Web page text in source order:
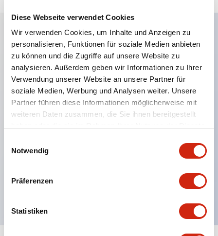
Diese Webseite verwendet Cookies
Wir verwenden Cookies, um Inhalte und Anzeigen zu
personalisieren, Funktionen für soziale Medien anbieten
zu können und die Zugriffe auf unsere Website zu
analysieren. Außerdem geben wir Informationen zu Ihrer
Verwendung unserer Website an unsere Partner für
soziale Medien, Werbung und Analysen weiter. Unsere
Partner führen diese Informationen möglicherweise mit
weiteren Daten zusammen, die Sie ihnen bereitgestellt
Notwendig
Präferenzen
Statistiken
Hauptmerkmale
2-Kontakt-Block mit 2 Stufen, ermöglicht eine 4-
Kontakt-Konfiguration (Gewährleistung der
Isolierung zwischen den 2 Kontakten).
Paneltiefe 39,9 mm (※ 11-stufiger Kontaktblock),
59,9 mm (※ 22-stufiger Kontaktblock).
Sicherheitsstruktur der 3. Generation: 2-Aktions-